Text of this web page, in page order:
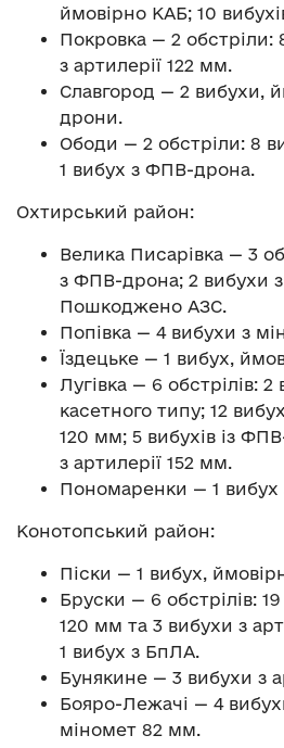
ймовірно КАБ; 10
Покровка — 2 обстріли:
з артилерії 122 мм.
Славгород — 2 вибухи,
дрони.
Ободи — 2 обстріли: 8
1 вибух з ФПВ-дрона.
Охтирський район:
Велика Писарівка — 3
з ФПВ-дрона; 2 вибухи з
Пошкоджено АЗС.
Попівка — 4 вибухи з
Їздецьке — 1 вибух,
Лугівка — 6 обстрілів:
касетного типу; 12
120 мм; 5 вибухів із
з артилерії 152 мм.
Пономаренки — 1
Конотопський район:
Піски — 1 вибух,
Бруски — 6 обстрілів:
120 мм та 3 вибухи з
1 вибух з БпЛА.
Бунякине — 3 вибухи з
Бояро-Лежачі — 4
міномет 82 мм.